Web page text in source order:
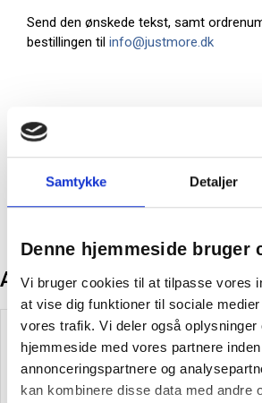
Samtykke Detaljer
Denne hjemmeside bruger
Vi bruger cookies til at tilpasse vores
at vise dig funktioner til sociale
vores trafik. Vi deler også oplysninger
hjemmeside med vores partnere
annonceringspartnere og
kan kombinere disse data med andre
Send den ønskede tekst, samt
bestillingen til info@justmore.dk
Producent:
Andre kunder købte også
Spar 15% Køb